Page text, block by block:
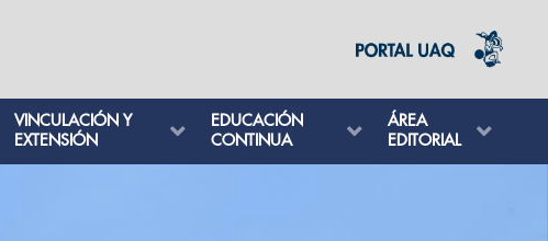
VINCULACIÓN Y
EXTENSIÓN
EDUCACIÓN
CONTINUA
ÁREA
EDITORIAL